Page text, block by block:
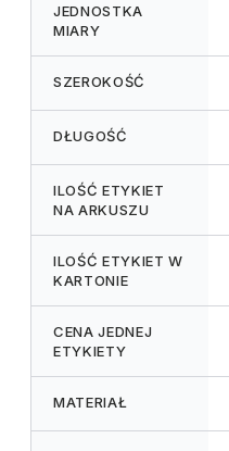
JEDNOSTKA
MIARY
SZEROKOŚĆ
DŁUGOŚĆ
ILOŚĆ ETYKIET
NA ARKUSZU
ILOŚĆ ETYKIET W
KARTONIE
CENA JEDNEJ
ETYKIETY
MATERIAŁ